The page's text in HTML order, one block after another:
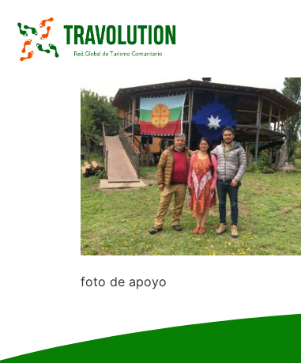
foto de apoyo